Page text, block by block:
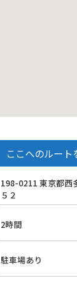
ここへのルート
198-0211 東京都西
５２
2時間
駐車場あり